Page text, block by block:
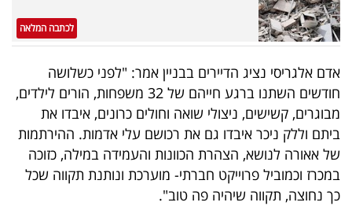
לכתבה המלאה
אדם אלגריסי נציג הדיירים בבניין אמר: "לפני כשלושה
חודשים השתנו ברגע חייהם של 32 משפחות, הורים לילדים,
מבוגרים, קשישים, ניצולי שואה וחולים כרונים, איבדו את
ביתם וללק ניכר איבדו גם את רכושם עלי אדמות. ההירתמות
של אאורה לנושא, הצהרת הכוונות והעמידה במילה, כזוכה
במכרז וכמוביל פרוייקט חברתי- מוערכת ונותנת תקווה שכל
כך נחוצה, תקווה שיהיה פה טוב".